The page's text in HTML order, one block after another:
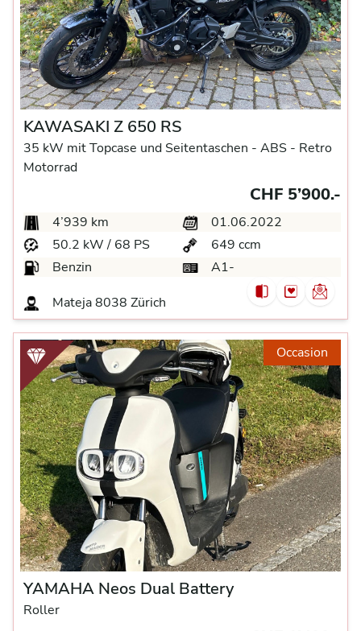
KAWASAKI Z 650 RS
35 kW mit Topcase und Seitentaschen - ABS - Retro
Motorrad
CHF 5’900.-
4’939 km
01.06.2022
50.2 kW / 68 PS
649 ccm
Benzin
A1-
Mateja8038 Zürich
Occasion
YAMAHA Neos Dual Battery
Roller